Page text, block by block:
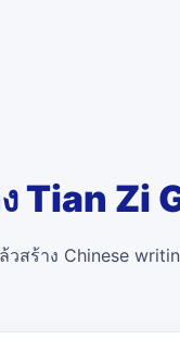
Tian Zi
สร้าง Chinese